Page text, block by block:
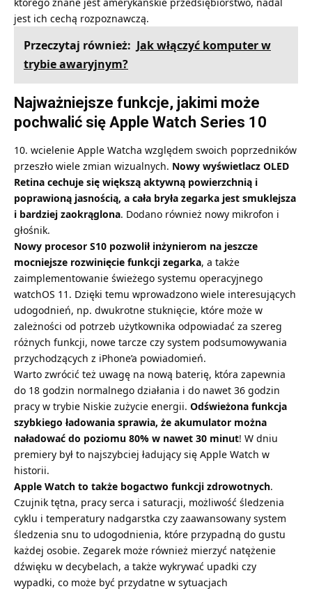
jest ich cechą rozpoznawczą.
Przeczytaj również: Jak włączyć komputer w
trybie awaryjnym?
Najważniejsze funkcje, jakimi może
pochwalić się Apple Watch Series 10
10. wcielenie Apple Watcha względem swoich poprzedników
przeszło wiele zmian wizualnych. Nowy wyświetlacz OLED
Retina cechuje się większą aktywną powierzchnią i
poprawioną jasnością, a cała bryła zegarka jest smuklejsza
i bardziej zaokrąglona. Dodano również nowy mikrofon i
głośnik.
Nowy procesor S10 pozwolił inżynierom na jeszcze
mocniejsze rozwinięcie funkcji zegarka, a także
zaimplementowanie świeżego systemu operacyjnego
watchOS 11. Dzięki temu wprowadzono wiele interesujących
udogodnień, np. dwukrotne stuknięcie, które może w
zależności od potrzeb użytkownika odpowiadać za szereg
różnych funkcji, nowe tarcze czy system podsumowywania
przychodzących z iPhone’a powiadomień.
Warto zwrócić też uwagę na nową baterię, która zapewnia
do 18 godzin normalnego działania i do nawet 36 godzin
pracy w trybie Niskie zużycie energii. Odświeżona funkcja
szybkiego ładowania sprawia, że akumulator można
naładować do poziomu 80% w nawet 30 minut! W dniu
premiery był to najszybciej ładujący się Apple Watch w
historii.
Apple Watch to także bogactwo funkcji zdrowotnych.
Czujnik tętna, pracy serca i saturacji, możliwość śledzenia
cyklu i temperatury nadgarstka czy zaawansowany system
śledzenia snu to udogodnienia, które przypadną do gustu
każdej osobie. Zegarek może również mierzyć natężenie
dźwięku w decybelach, a także wykrywać upadki czy
wypadki, co może być przydatne w sytuacjach